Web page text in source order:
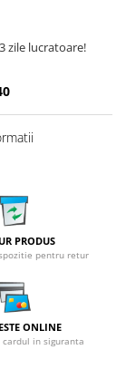
zile lucratoare!
PRODUS
pentru retur
ONLINE
cardul in siguranta